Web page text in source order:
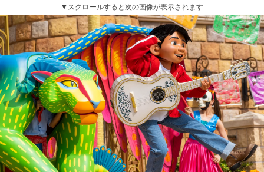
▼スクロールすると次の画像が表示されます